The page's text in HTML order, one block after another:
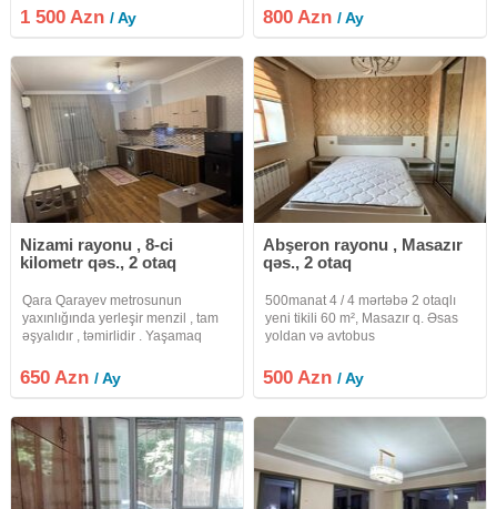
1 500 Azn/ Ay 800 Azn/ Ay
Nizami rayonu , 8-ci
kilometr qəs., 2 otaq
Qara Qarayev metrosunun
yaxınlığında yerleşir menzil , tam
əşyalıdır , təmirlidir . Yaşamaq
Ətraflı melumat üçün
whatsappdan elaqe saxlayardınız.
650 Azn/ Ay
Abşeron rayonu , Masazır
qəs., 2 otaq
500manat 4 / 4 mərtəbə 2 otaqlı
yeni tikili 60 m², Masazır q. Əsas
yoldan və avtobus
məsafədə yerləşir. Bakı, Mehli
yaşayış kompleksi#ok8944 100
500 Azn/ Ay